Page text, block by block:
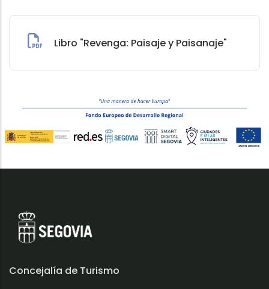
Libro "Revenga: Paisaje y Paisanaje"
Concejalía de Turismo